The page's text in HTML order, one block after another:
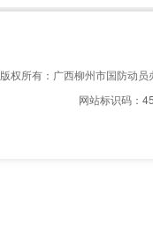
版权所有：广西柳州市国防动
网站标识码：